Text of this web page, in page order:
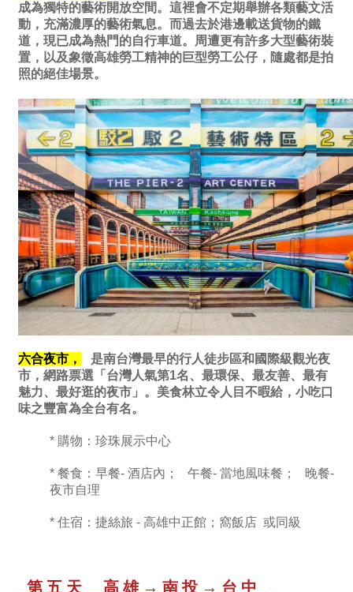
成為獨特的藝術開放空間。這裡會不定期舉辦各類藝文活
動，充滿濃厚的藝術氣息。而過去於港邊載送貨物的鐵
道，現已成為熱門的自行車道。周遭更有許多大型藝術裝
置，以及象徵高雄勞工精神的巨型勞工公仔，隨處都是拍
照的絕佳場景。
六合夜市，
是南台灣最早的行人徒步區和國際級觀光夜
市，網路票選「台灣人氣第1名、最環保、最友善、最有
魅力、最好逛的夜市」。美食林立令人目不暇給，小吃口
味之豐富為全台有名。
* 購物：珍珠展示中心
* 餐食：早餐- 酒店內； 午餐- 當地風味餐； 晚餐-
夜市自理
* 住宿：捷絲旅 - 高雄中正館；窩飯店 或同級
第五天 高雄→南投→台中